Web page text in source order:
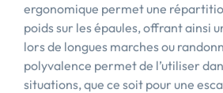
ergonomique permet une
poids sur les épaules, offrant ainsi
lors de longues marches ou
polyvalence permet de l’utiliser
situations, que ce soit pour une